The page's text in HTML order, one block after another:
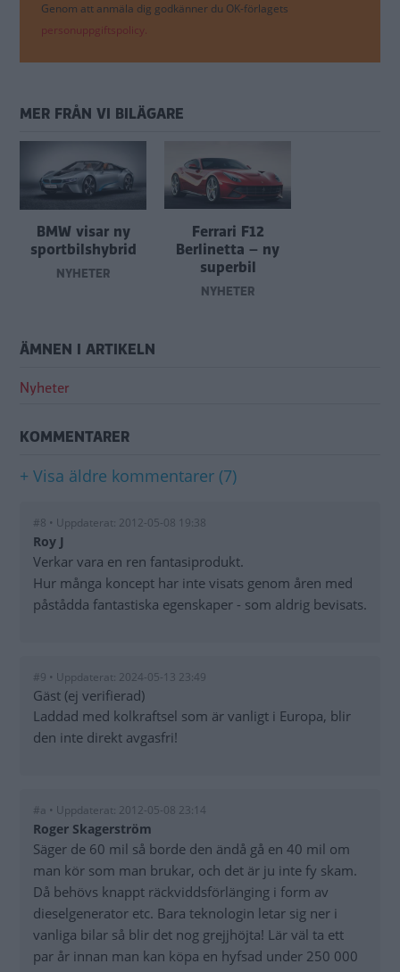
Genom att anmäla dig godkänner du OK-förlagets
personuppgiftspolicy.
MER FRÅN VI BILÄGARE
BMW visar ny
sportbilshybrid
NYHETER
Ferrari F12
Berlinetta – ny
superbil
NYHETER
ÄMNEN I ARTIKELN
Nyheter
KOMMENTARER
+ Visa äldre kommentarer (7)
#8 • Uppdaterat: 2012-05-08 19:38
Roy J
Verkar vara en ren fantasiprodukt.
Hur många koncept har inte visats genom åren med
påstådda fantastiska egenskaper - som aldrig bevisats.
#9 • Uppdaterat: 2024-05-13 23:49
Gäst (ej verifierad)
Laddad med kolkraftsel som är vanligt i Europa, blir
den inte direkt avgasfri!
#a • Uppdaterat: 2012-05-08 23:14
Roger Skagerström
Säger de 60 mil så borde den ändå gå en 40 mil om
man kör som man brukar, och det är ju inte fy skam.
Då behövs knappt räckviddsförlänging i form av
dieselgenerator etc. Bara teknologin letar sig ner i
vanliga bilar så blir det nog grejjhöjta! Lär väl ta ett
par år innan man kan köpa en hyfsad under 250 000